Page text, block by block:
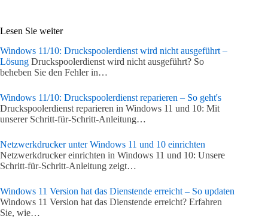
Lesen Sie weiter
Windows 11/10: Druckspoolerdienst wird nicht ausgeführt –
Lösung Druckspoolerdienst wird nicht ausgeführt? So
beheben Sie den Fehler in…
Windows 11/10: Druckspoolerdienst reparieren – So geht's
Druckspoolerdienst reparieren in Windows 11 und 10: Mit
unserer Schritt-für-Schritt-Anleitung…
Netzwerkdrucker unter Windows 11 und 10 einrichten
Netzwerkdrucker einrichten in Windows 11 und 10: Unsere
Schritt-für-Schritt-Anleitung zeigt…
Windows 11 Version hat das Dienstende erreicht – So updaten
Windows 11 Version hat das Dienstende erreicht? Erfahren
Sie, wie…